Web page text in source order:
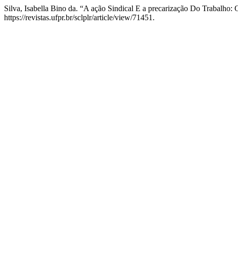
Silva, Isabella Bino da. “A ação Sindical E a precarização Do Trabalho:
https://revistas.ufpr.br/sclplr/article/view/71451.